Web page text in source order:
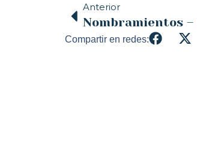
Anterior
Nombramientos
Compartir en redes: